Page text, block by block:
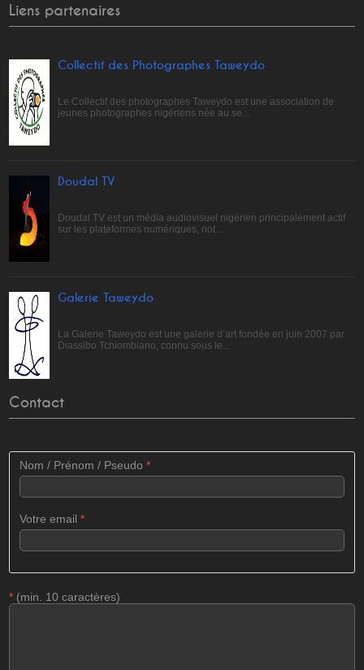
Liens partenaires
Collectif des Photographes Taweydo
Le Collectif des photographes Taweydo est une association de
jeunes photographes nigériens née au se...
Doudal TV
Doudal TV est un média audiovisuel nigérien principalement actif
sur les plateformes numériques, not...
Galerie Taweydo
La Galerie Taweydo est une galerie d’art fondée en juin 2007 par
Diassibo Tchiombiano, connu sous le...
Contact
Nom / Prénom / Pseudo*
Votre email*
* (min. 10 caractères)